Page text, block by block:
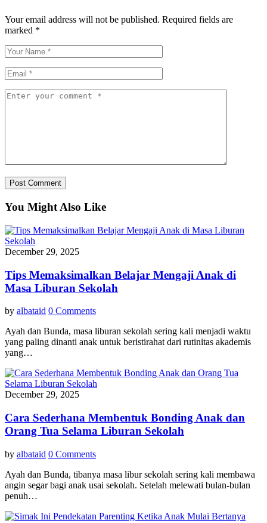
Your email address will not be published. Required fields are
marked *
You Might Also Like
December 29, 2025
Tips Memaksimalkan Belajar Mengaji Anak di
Masa Liburan Sekolah
by albataid 0 Comments
Ayah dan Bunda, masa liburan sekolah sering kali menjadi waktu
yang paling dinanti anak untuk beristirahat dari rutinitas akademis
yang…
December 29, 2025
Cara Sederhana Membentuk Bonding Anak dan
Orang Tua Selama Liburan Sekolah
by albataid 0 Comments
Ayah dan Bunda, tibanya masa libur sekolah sering kali membawa
angin segar bagi anak usai sekolah. Setelah melewati bulan-bulan
penuh…